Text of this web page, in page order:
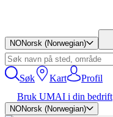
NONorsk (Norwegian)
Søk Kart
Profil
Bruk UMAI i din bedrift
NONorsk (Norwegian)